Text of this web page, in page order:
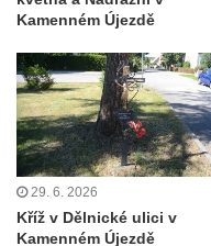
zámku v Teplicích nad
nad Metují
Kříž před kostelem
Teplicích nad Metují
Kříž na hřbitově v
Antoníčka v Teplicích
Kamenném Újezdě
29. 6. 2026
Kříž v Dělnické ulici v
Kamenném Újezdě